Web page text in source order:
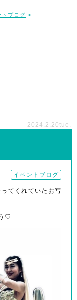
トブログ >
2024.2.20tue.
イベントブログ
てくれていたお写
♡